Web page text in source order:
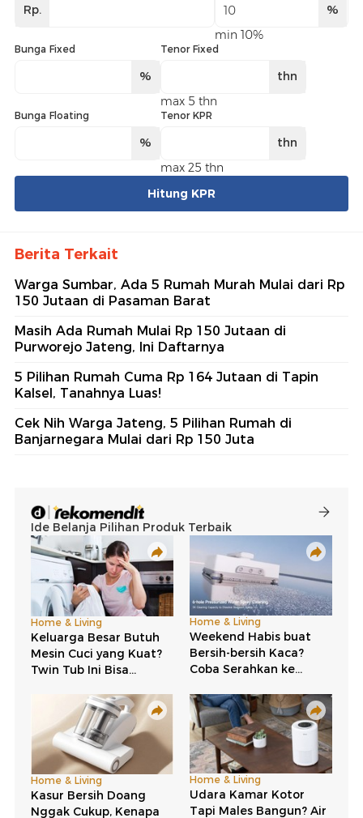
Rp.
%
min 10%
Bunga Fixed
%
Tenor Fixed
thn
max 5 thn
Bunga Floating
%
Tenor KPR
thn
max 25 thn
Hitung KPR
Berita Terkait
Warga Sumbar, Ada 5 Rumah Murah Mulai dari Rp
150 Jutaan di Pasaman Barat
Masih Ada Rumah Mulai Rp 150 Jutaan di
Purworejo Jateng, Ini Daftarnya
5 Pilihan Rumah Cuma Rp 164 Jutaan di Tapin
Kalsel, Tanahnya Luas!
Cek Nih Warga Jateng, 5 Pilihan Rumah di
Banjarnegara Mulai dari Rp 150 Juta